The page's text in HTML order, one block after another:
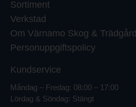
Sortiment
Verkstad
Om Värnamo Skog & Trädgård
Personuppgiftspolicy
Kundservice
Måndag – Fredag: 08:00 – 17:00
Lördag & Söndag: Stängt